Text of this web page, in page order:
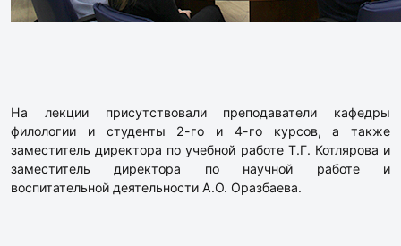
На лекции присутствовали преподаватели кафедры
филологии и студенты 2-го и 4-го курсов, а также
заместитель директора по учебной работе Т.Г. Котлярова и
заместитель директора по научной работе и
воспитательной деятельности А.О. Оразбаева.